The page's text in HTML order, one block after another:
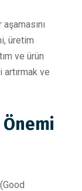
üretim
ve ürün
ve